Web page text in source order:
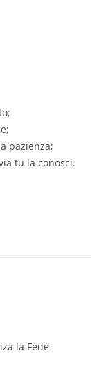
pazienza;
tu la conosci.
la Fede